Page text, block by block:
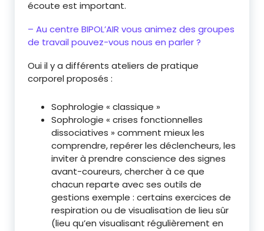
écoute est important.
– Au centre BIPOL’AIR vous animez des groupes
de travail pouvez-vous nous en parler ?
Oui il y a différents ateliers de pratique
corporel proposés :
Sophrologie « classique »
Sophrologie « crises fonctionnelles
dissociatives » comment mieux les
comprendre, repérer les déclencheurs, les
inviter à prendre conscience des signes
avant-coureurs, chercher à ce que
chacun reparte avec ses outils de
gestions exemple : certains exercices de
respiration ou de visualisation de lieu sûr
(lieu qu’en visualisant régulièrement en